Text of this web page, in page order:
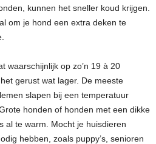
kunnen het sneller koud krijgen.
om je hond een extra deken te
waarschijnlijk op zo’n 19 à 20
gerust wat lager. De meeste
slapen bij een temperatuur
honden of honden met een dikke
al te warm. Mocht je huisdieren
hebben, zoals puppy’s, senioren